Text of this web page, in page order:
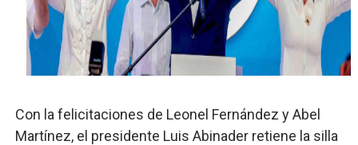
Lee Ballester a los que se forman como agentes
Operativo Interinstitucional “Compromiso Ambiental
Ministerio de Cultura anuncia ganadores de Premios
Con la felicitaciones de Leonel Fernández y Abel
Martínez, el presidente Luis Abinader retiene la silla